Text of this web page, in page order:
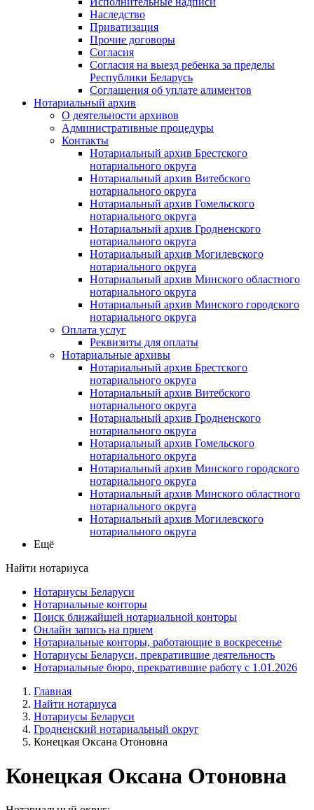
Наследство
Приватизация
Прочие договоры
Согласия
Согласия на выезд ребенка за пределы
Республики Беларусь
Соглашения об уплате алиментов
Нотариальный архив
О деятельности архивов
Административные процедуры
Контакты
Нотариальный архив Брестского
нотариального округа
Нотариальный архив Витебского
нотариального округа
Нотариальный архив Гомельского
нотариального округа
Нотариальный архив Гродненского
нотариального округа
Нотариальный архив Могилевского
нотариального округа
Нотариальный архив Минского областного
нотариального округа
Нотариальный архив Минского городского
нотариального округа
Оплата услуг
Реквизиты для оплаты
Нотариальные архивы
Нотариальный архив Брестского
нотариального округа
Нотариальный архив Витебского
нотариального округа
Нотариальный архив Гродненского
нотариального округа
Нотариальный архив Гомельского
нотариального округа
Нотариальный архив Минского городского
нотариального округа
Нотариальный архив Минского областного
нотариального округа
Нотариальный архив Могилевского
нотариального округа
Ещё
Найти нотариуса
Нотариусы Беларуси
Нотариальные конторы
Поиск ближайшей нотариальной конторы
Онлайн запись на прием
Нотариальные конторы, работающие в воскресенье
Нотариусы Беларуси, прекратившие деятельность
Нотариальные бюро, прекратившие работу с 1.01.2026
Главная
Найти нотариуса
Нотариусы Беларуси
Гродненский нотариальный округ
Конецкая Оксана Отоновна
Конецкая Оксана Отоновна